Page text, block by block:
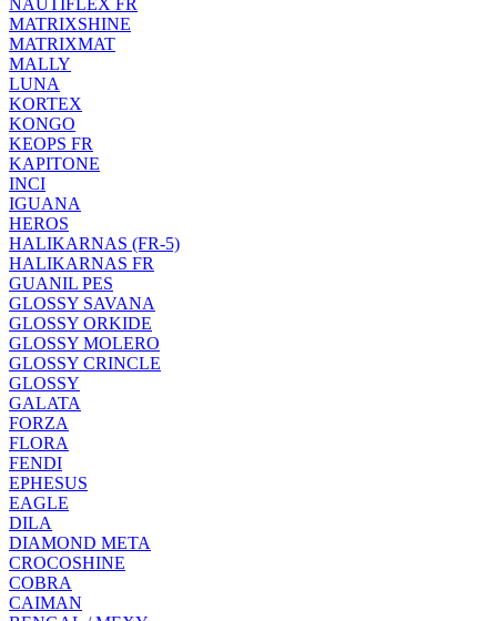
NAUTIFLEX FR
MATRIXSHINE
MATRIXMAT
MALLY
LUNA
KORTEX
KONGO
KEOPS FR
KAPITONE
INCI
IGUANA
HEROS
HALIKARNAS (FR-5)
HALIKARNAS FR
GUANIL PES
GLOSSY SAVANA
GLOSSY ORKIDE
GLOSSY MOLERO
GLOSSY CRINCLE
GLOSSY
GALATA
FORZA
FLORA
FENDI
EPHESUS
EAGLE
DILA
DIAMOND META
CROCOSHINE
COBRA
CAIMAN